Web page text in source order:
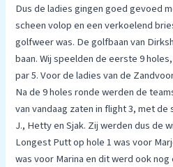
Dus de ladies gingen goed gevoed
scheen volop en een verkoelend
golfweer was. De golfbaan van
baan. Wij speelden de eerste 9
par 5. Voor de ladies van de
Na de 9 holes ronde werden de
van vandaag zaten in flight 3, met
J., Hetty en Sjak. Zij werden dus de
Longest Putt op hole 1 was voor
was voor Marina en dit werd ook